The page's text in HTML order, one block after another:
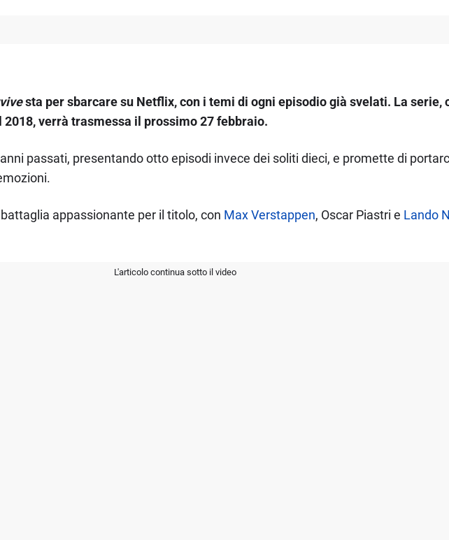
sta per sbarcare su Netflix, con i temi di ogni episodio già svelati. La serie,
verrà trasmessa il prossimo 27 febbraio.
passati, presentando otto episodi invece dei soliti dieci, e promette di
appassionante per il titolo, con Max Verstappen, Oscar Piastri e Lando
L'articolo continua sotto il video